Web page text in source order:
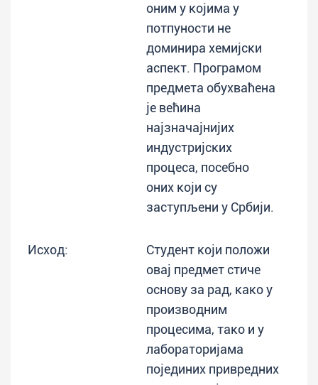
оним у којима у
потпуности не
доминира хемијски
аспект. Програмом
предмета обухваћена
је већина
најзначајнијих
индустријских
процеса, посебно
оних који су
заступљени у Србији.
Исход:
Студент који положи
овај предмет стиче
основу за рад, како у
производним
процесима, тако и у
лабораторијама
појединих привредних